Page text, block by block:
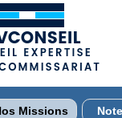
Missions